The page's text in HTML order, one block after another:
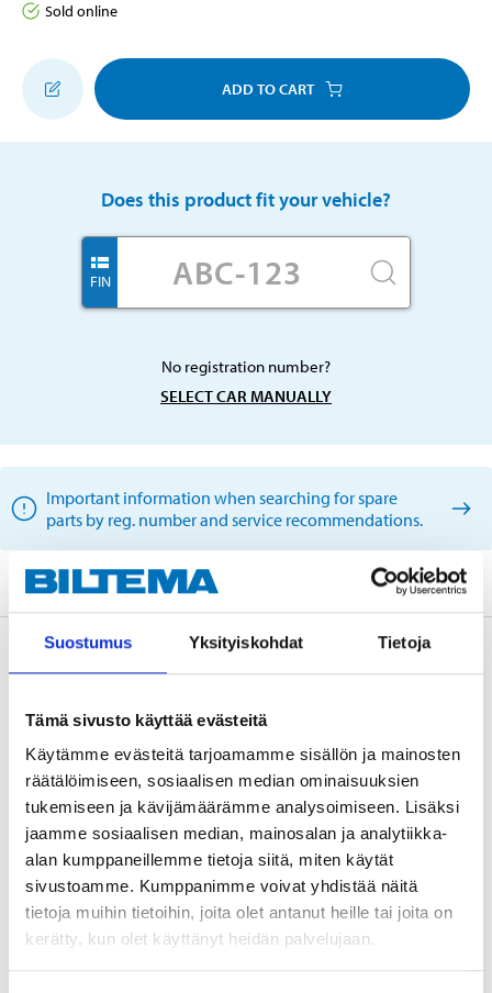
Suostumus Yksityiskohdat Tietoja
Tämä sivusto käyttää evästeitä
Käytämme evästeitä tarjoamamme sisällön ja mainosten
räätälöimiseen, sosiaalisen median ominaisuuksien
tukemiseen ja kävijämäärämme analysoimiseen. Lisäksi
jaamme sosiaalisen median, mainosalan ja analytiikka-
alan kumppaneillemme tietoja siitä, miten käytät
sivustoamme. Kumppanimme voivat yhdistää näitä
tietoja muihin tietoihin, joita olet antanut heille tai joita on
kerätty, kun olet käyttänyt heidän palvelujaan.
Sold online
ADD TO CART
Does this product fit your vehicle?
FIN
No registration number?
SELECT CAR MANUALLY
Important information when searching for spare
parts by reg. number and service recommendations.
Description
Technical specifications
Brake disc
Solid
Diameter
280 mm
Thickness
12 mm
Min. thickness
9 mm